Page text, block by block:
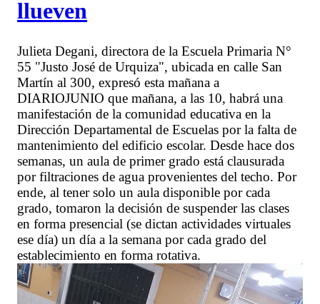
llueven
Julieta Degani, directora de la Escuela Primaria N°
55 "Justo José de Urquiza", ubicada en calle San
Martín al 300, expresó esta mañana a
DIARIOJUNIO que mañana, a las 10, habrá una
manifestación de la comunidad educativa en la
Dirección Departamental de Escuelas por la falta de
mantenimiento del edificio escolar. Desde hace dos
semanas, un aula de primer grado está clausurada
por filtraciones de agua provenientes del techo. Por
ende, al tener solo un aula disponible por cada
grado, tomaron la decisión de suspender las clases
en forma presencial (se dictan actividades virtuales
ese día) un día a la semana por cada grado del
establecimiento en forma rotativa.